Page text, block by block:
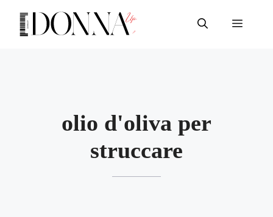
contenuto
Menu
olio d'oliva per
struccare